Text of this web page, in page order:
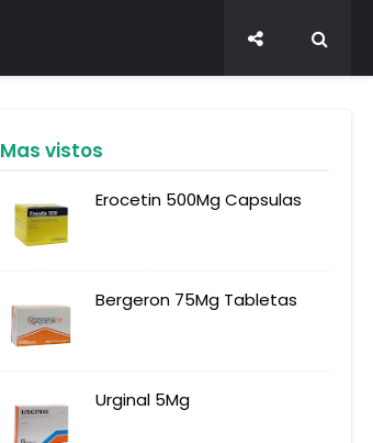
Mas vistos
Erocetin 500Mg Capsulas
Bergeron 75Mg Tabletas
Urginal 5Mg